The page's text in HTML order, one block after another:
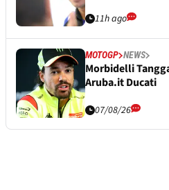
11h ago
MOTOGP NEWS
Morbidelli
Aruba.it Ducati
07/08/26